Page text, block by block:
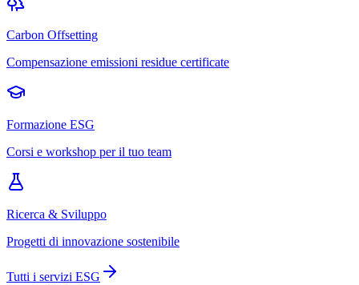
Carbon Offsetting
Compensazione emissioni residue certificate
Formazione ESG
Corsi e workshop per il tuo team
Ricerca & Sviluppo
Progetti di innovazione sostenibile
Tutti i servizi ESG